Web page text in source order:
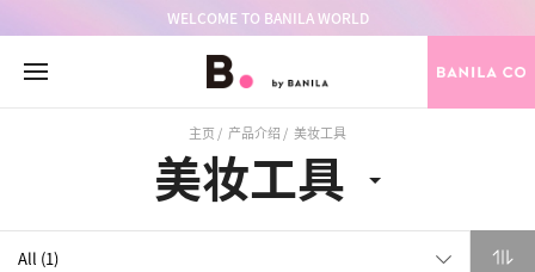
to
header
to
container
to
footer
WELCOME TO BANILA WORLD
主页 产品介绍 美妆工具
美妆工具